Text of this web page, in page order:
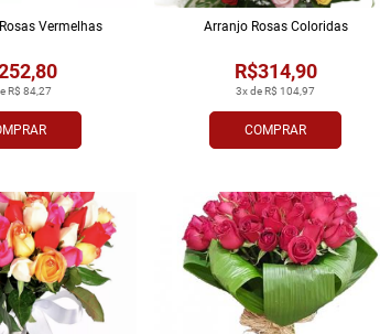
R$ 84,27
Vermelhas
COMPRAR
3x de R$ 104,97
R$314,90
Arranjo Rosas Coloridas